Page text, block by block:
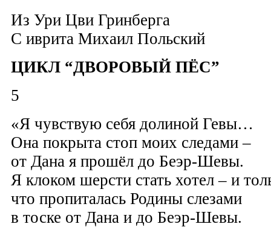
Из Ури Цви Гринберга
С иврита Михаил Польский
ЦИКЛ “ДВОРОВЫЙ ПЁС”
5
«Я чувствую себя долиной Гевы…
Она покрыта стоп моих следами –
от Дана я прошёл до Беэр-Шевы.
Я клоком шерсти стать хотел – и
что пропиталась Родины слезами
в тоске от Дана и до Беэр-Шевы.